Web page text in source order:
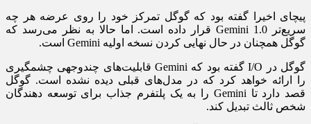
پیچای اخیرا گفته بود که گوگل تمرکز خود را روی عرضه هر چه
سریع‌تر Gemini 1.0 قرار داده است. اما حالا به نظر می‌رسد که
گوگل همچنان در حال نهایی کردن نسخه اولیه Gemini است.
گوگل در I/O گفته بود که Gemini قابلیت‌های چندوجهی چشمگیری
را ارائه خواهد کرد که در مدل‌های قبلی دیده نشده است. گوگل
قصد دارد تا Gemini را به یک پلتفرم جذاب برای توسعه دهندگان
شخص ثالث تبدیل کند.